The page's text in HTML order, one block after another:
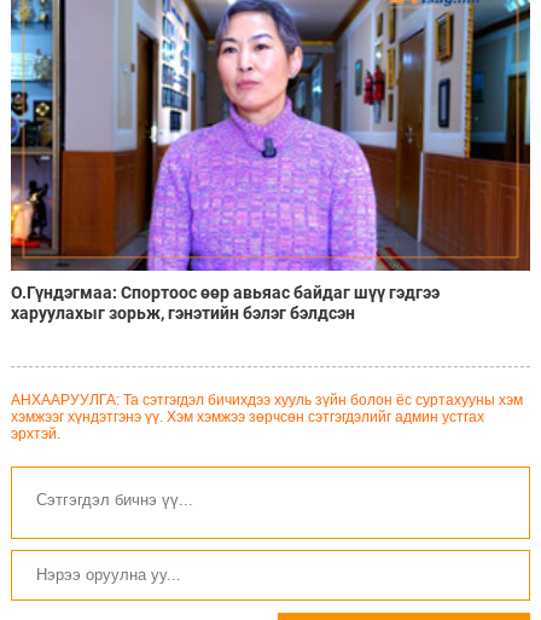
О.Гүндэгмаа: Спортоос өөр авьяас байдаг шүү гэдгээ
харуулахыг зорьж, гэнэтийн бэлэг бэлдсэн
АНХААРУУЛГА: Та сэтгэгдэл бичихдээ хууль зүйн болон ёс суртахууны хэм
хэмжээг хүндэтгэнэ үү. Хэм хэмжээ зөрчсөн сэтгэгдэлийг админ устгах
эрхтэй.